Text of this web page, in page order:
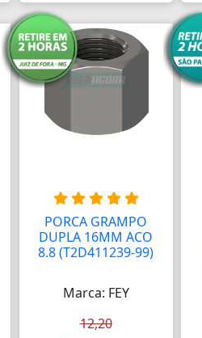
PORCA GRAMPO
DUPLA 16MM ACO
8.8 (T2D411239-99)
Marca: FEY
12,20